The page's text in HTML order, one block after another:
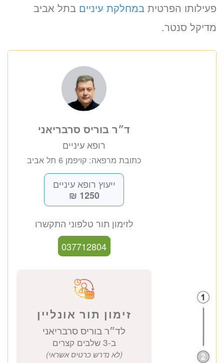
פעילותו הפרטית במחלקת עיניים בתל אביב
מדיקל סנטר.
ד״ר בוריס סרבריאני
רופא עיניים
כתובת מרפאה: קויפמן 6 תל אביב
ייעוץ רופא עיניים
1250 ₪
לזימון תור טלפוני התקשרו
037712804